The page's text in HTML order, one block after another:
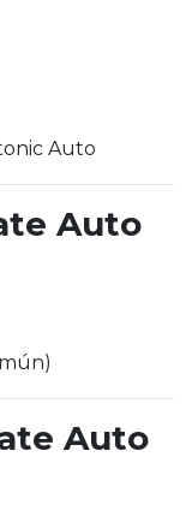
Auto
Auto
Auto